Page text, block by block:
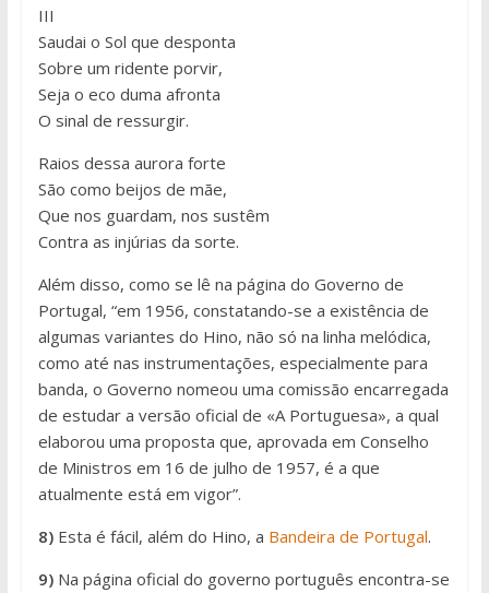
III
Saudai o Sol que desponta
Sobre um ridente porvir,
Seja o eco duma afronta
O sinal de ressurgir.
Raios dessa aurora forte
São como beijos de mãe,
Que nos guardam, nos sustêm
Contra as injúrias da sorte.
Além disso, como se lê na página do Governo de
Portugal, “em 1956, constatando-se a existência de
algumas variantes do Hino, não só na linha melódica,
como até nas instrumentações, especialmente para
banda, o Governo nomeou uma comissão encarregada
de estudar a versão oficial de «A Portuguesa», a qual
elaborou uma proposta que, aprovada em Conselho
de Ministros em 16 de julho de 1957, é a que
atualmente está em vigor”.
8)Esta é fácil, além do Hino, a Bandeira de Portugal.
9)Na página oficial do governo português encontra-se